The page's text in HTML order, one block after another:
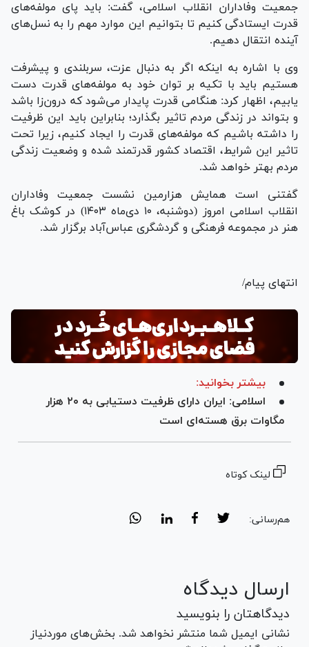
جمعیت وفاداران انقلاب اسلامی، گفت: باید پای مولفه‌های
قدرت ایستادگی کنیم تا بتوانیم این موارد مهم را به نسل‌های
آینده انتقال دهیم.
وی با اشاره به اینکه اگر به دنبال عزت، سربلندی و پیشرفت
هستیم باید با تکیه بر توان خود به مولفه‌های قدرت دست
یابیم، اظهار کرد: هنگامی قدرت پایدار می‌شود که درون‌زا باشد
و بتواند در زندگی مردم تاثیر بگذارد؛ بنابراین باید این ظرفیت
را داشته باشیم که مولفه‌های قدرت را ایجاد کنیم، زیرا تحت
تاثیر این شرایط، اقتصاد کشور قدرتمند شده و وضعیت زندگی
مردم بهتر خواهد شد.
گفتنی است همایش هزارمین نشست جمعیت وفاداران
انقلاب اسلامی امروز (دوشنبه، ۱۰ دی‌ماه ۱۴۰۳) در کوشک باغ
هنر در مجموعه فرهنگی و گردشگری عباس‌آباد برگزار شد.
انتهای پیام/
بیشتر بخوانید:
اسلامی: ایران دارای ظرفیت دستیابی به ۲۰ هزار
مگاوات برق هسته‌ای است
لینک کوتاه
هم‌رسانی:
ارسال دیدگاه
دیدگاهتان را بنویسید
نشانی ایمیل شما منتشر نخواهد شد. بخش‌های موردنیاز